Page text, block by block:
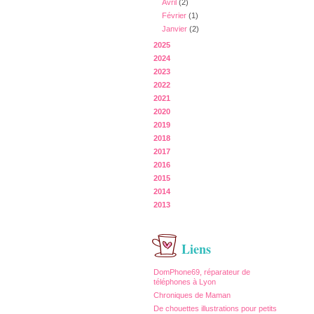
Avril (2)
Février (1)
Janvier (2)
2025
2024
2023
2022
2021
2020
2019
2018
2017
2016
2015
2014
2013
Liens
DomPhone69, réparateur de
téléphones à Lyon
Chroniques de Maman
De chouettes illustrations pour petits